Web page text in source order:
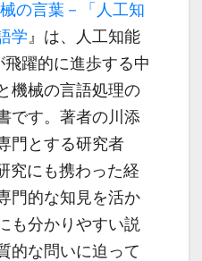
の言葉－「人工知
学』は、人工知能
躍的に進歩する中
機械の言語処理の
です。著者の川添
門とする研究者
究にも携わった経
門的な知見を活か
も分かりやすい説
的な問いに迫って